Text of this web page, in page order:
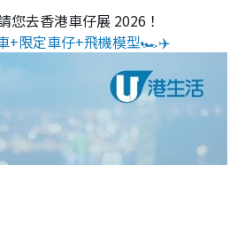
您去香港車仔展 2026！
+限定車仔+飛機模型🏎️✈️